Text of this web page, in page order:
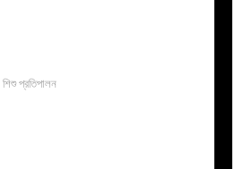
শিশু প্রতিপালন